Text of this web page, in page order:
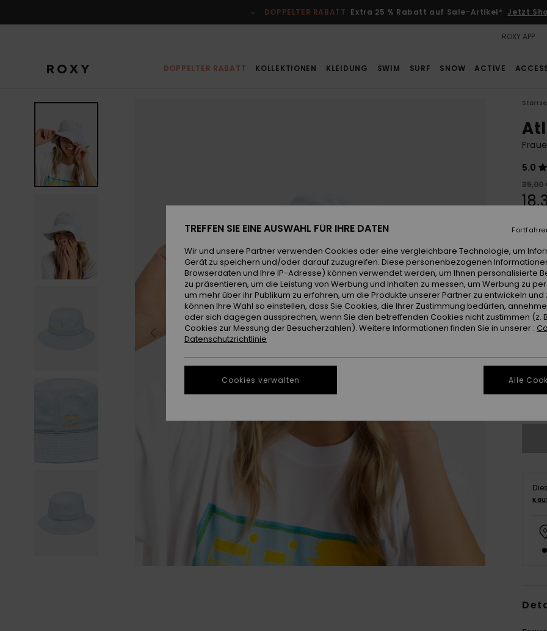
DOPPELTER RABATT Extra 25 % Rabatt auf Sale-Artikel* Jetzt
ROXY APP
DOPPELTER RABATT KOLLEKTIONEN KLEIDUNG SWIM SURF SNOW ACTIVE
5.0
35,00
Farbe
TREFFEN SIE EINE AUSWAHL FÜR IHRE DATEN
Wir und unsere Partner verwenden Cookies oder eine vergleichbare Technologie, um
Gerät zu speichern und/oder darauf zuzugreifen. Diese personenbezogenen
Browserdaten und Ihre IP-Adresse) können verwendet werden, um Ihnen personalisierte
zu präsentieren, um die Leistung von Werbung und Inhalten zu messen, um Werbung zu
um mehr über ihr Publikum zu erfahren, um die Produkte unserer Partner zu entwickeln und
können Ihre Wahl so einstellen, dass Sie Cookies, die Ihrer Zustimmung bedürfen,
oder sich dagegen aussprechen, wenn Sie den betreffenden Cookies nicht zustimmen (z.
Cookies zur Messung der Besucherzahlen). Weitere Informationen finden Sie in unserer :
Datenschutzrichtlinie
Cookies verwalten Alle